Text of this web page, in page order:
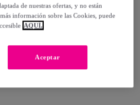
de nuestras ofertas, y no están
información sobre las Cookies, puede
AQUÍ.
Aceptar